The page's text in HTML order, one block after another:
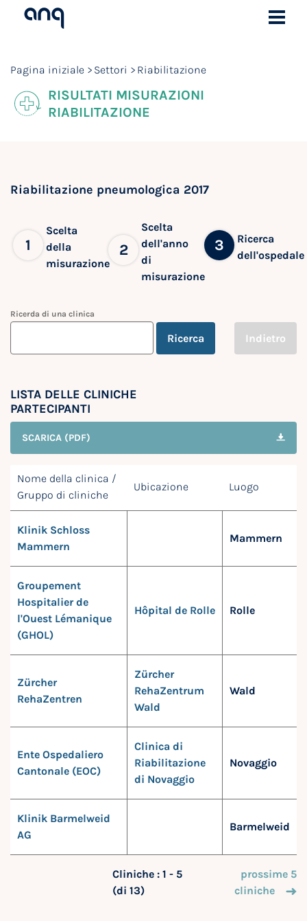
Pagina iniziale Settori Riabilitazione
RISULTATI MISURAZIONI
RIABILITAZIONE
Riabilitazione pneumologica 2017
1
Scelta
della
misurazione
2
Scelta
dell'anno
di
misurazione
3
Ricerca
dell'ospedale
Ricerda di una clinica
Ricerca Indietro
LISTA DELLE CLINICHE
PARTECIPANTI
SCARICA (PDF)
Nome della clinica /
Gruppo di cliniche
Ubicazione Luogo
Klinik Schloss
Mammern
Mammern
Groupement
Hospitalier de
l'Ouest Lémanique
(GHOL)
Hôpital de Rolle Rolle
Zürcher
RehaZentren
Zürcher
RehaZentrum
Wald
Wald
Ente Ospedaliero
Cantonale (EOC)
Clinica di
Riabilitazione
di Novaggio
Novaggio
Klinik Barmelweid
AG
Barmelweid
Cliniche : 1 - 5
(di 13)
prossime 5
cliniche